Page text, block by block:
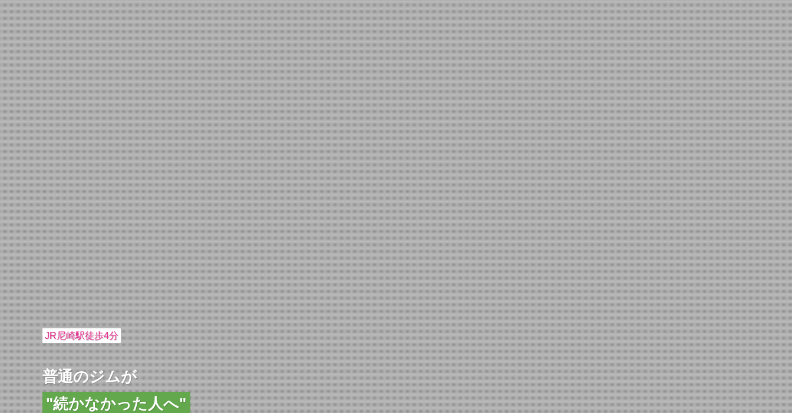
JR尼崎駅徒歩4分
普通のジムが
"続かなかった人へ"